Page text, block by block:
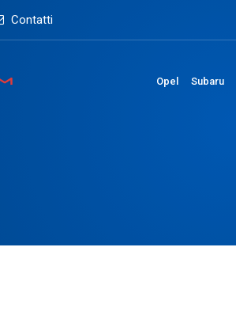
Contatti
Opel Subaru